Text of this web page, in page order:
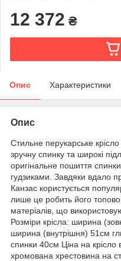
12 372 ₴
Опис Характеристики
Опис
Стильне перукарське
зручну спинку та широкі
оригінальне пошиття
гудзиками. Завдяки вдало
Канзас користується
лише це робить його
матеріалів, що
Розміри крісла: ширина
ширина (внутрішня) 51см
спинки 40см Ціна на крісло
хромована хрестовина на